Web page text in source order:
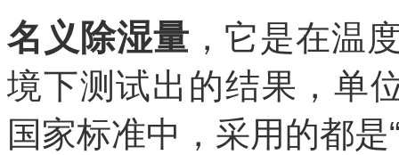
名义除湿量 ，它是在温
境下测试出的结果，单
国家标准中，采用的都是